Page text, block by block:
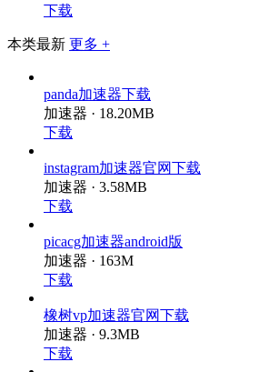
下载
本类最新 更多 +
panda加速器下载
加速器 · 18.20MB
下载
instagram加速器官网下载
加速器 · 3.58MB
下载
picacg加速器android版
加速器 · 163M
下载
橡树vp加速器官网下载
加速器 · 9.3MB
下载